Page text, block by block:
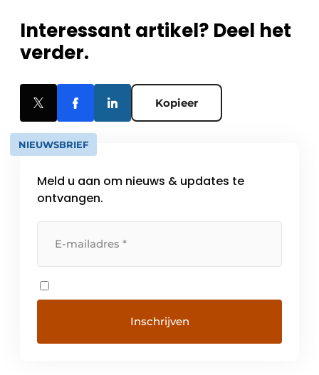
Interessant artikel? Deel het
verder.
Kopieer
NIEUWSBRIEF
Meld u aan om nieuws & updates te
ontvangen.